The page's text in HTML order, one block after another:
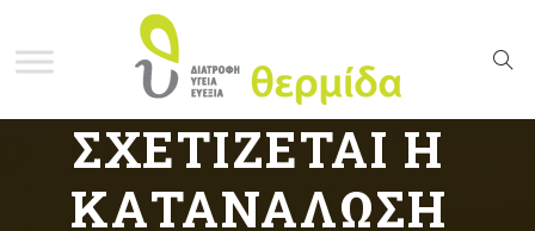
ΣΧΕΤΊΖΕΤΑΙ Η
ΚΑΤΑΝΆΛΩΣ